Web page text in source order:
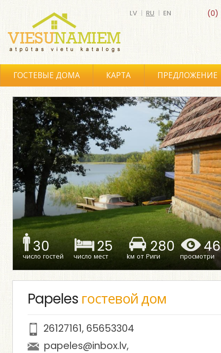
(0)
LV | RU | EN
ГОСТЕВЫЕ ДОМА КАРТА ПРЕДЛОЖЕНИЕ
30
число гостей
25
число мест
280
kм от Риги просмотри
Papeles гостевой дом
26127161, 65653304
papeles@inbox.lv,